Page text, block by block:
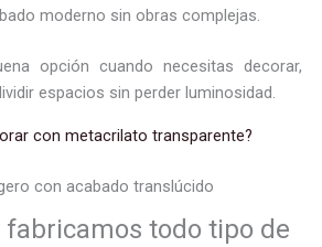
moderno sin obras complejas.
opción cuando necesitas decorar,
espacios sin perder luminosidad.
con acabado translúcido
fabricamos todo tipo de